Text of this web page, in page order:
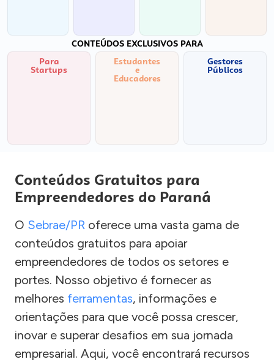
CONTEÚDOS EXCLUSIVOS PARA
Para
Startups
Estudantes
e
Educadores
Gestores
Públicos
Conteúdos Gratuitos para
Empreendedores do Paraná
O Sebrae/PR oferece uma vasta gama de
conteúdos gratuitos para apoiar
empreendedores de todos os setores e
portes. Nosso objetivo é fornecer as
melhores ferramentas, informações e
orientações para que você possa crescer,
inovar e superar desafios em sua jornada
empresarial. Aqui, você encontrará recursos